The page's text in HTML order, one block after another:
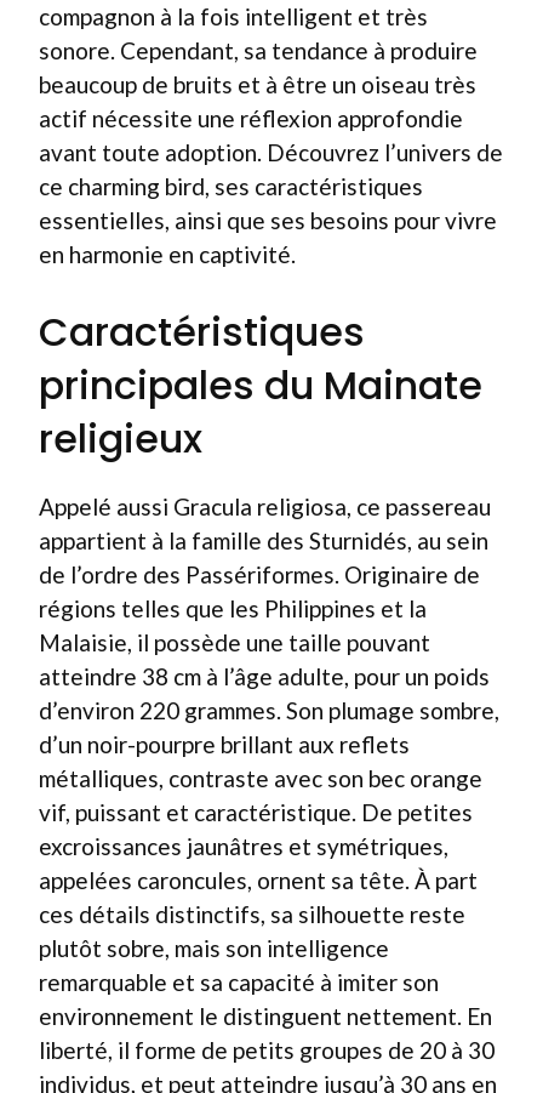
compagnon à la fois intelligent et très
sonore. Cependant, sa tendance à produire
beaucoup de bruits et à être un oiseau très
actif nécessite une réflexion approfondie
avant toute adoption. Découvrez l’univers de
ce charming bird, ses caractéristiques
essentielles, ainsi que ses besoins pour vivre
en harmonie en captivité.
Caractéristiques
principales du Mainate
religieux
Appelé aussi Gracula religiosa, ce passereau
appartient à la famille des Sturnidés, au sein
de l’ordre des Passériformes. Originaire de
régions telles que les Philippines et la
Malaisie, il possède une taille pouvant
atteindre 38 cm à l’âge adulte, pour un poids
d’environ 220 grammes. Son plumage sombre,
d’un noir-pourpre brillant aux reflets
métalliques, contraste avec son bec orange
vif, puissant et caractéristique. De petites
excroissances jaunâtres et symétriques,
appelées caroncules, ornent sa tête. À part
ces détails distinctifs, sa silhouette reste
plutôt sobre, mais son intelligence
remarquable et sa capacité à imiter son
environnement le distinguent nettement. En
liberté, il forme de petits groupes de 20 à 30
individus, et peut atteindre jusqu’à 30 ans en